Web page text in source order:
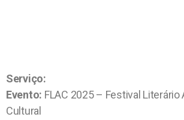
Serviço:
Evento: FLAC 2025 – Festival
Cultural